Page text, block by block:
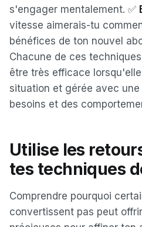
s'engager mentalement. ✅
vitesse aimerais-tu
bénéfices de ton nouvel
Chacune de ces
être très efficace
situation et gérée avec
besoins et des
Utilise les
tes techniques
Comprendre pourquoi
convertissent pas peut